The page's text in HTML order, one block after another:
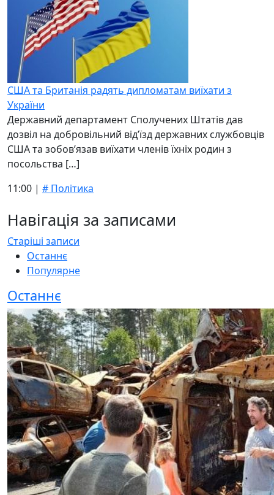
США та Британія радять дипломатам виїхати з
України
Державний департамент Сполучених Штатів дав
дозвіл на добровільний від’їзд державних службовців
США та зобов’язав виїхати членів їхніх родин з
посольства […]
11:00 | # Політика
Навігація за записами
Старіші записи
Останнє
Популярне
Останнє